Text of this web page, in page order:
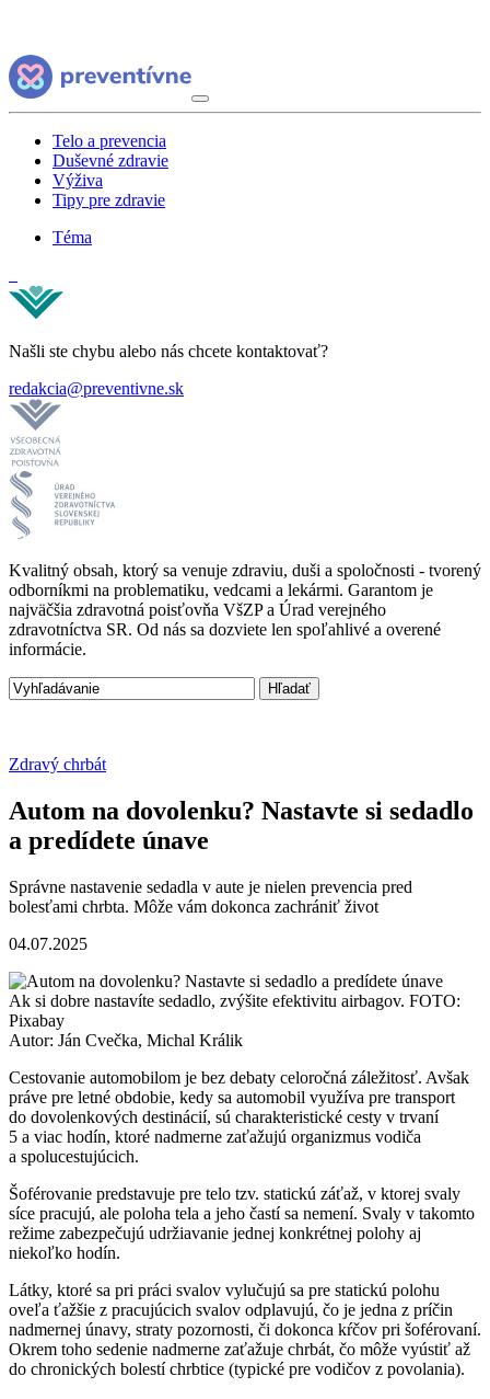
Telo a prevencia
Duševné zdravie
Výživa
Tipy pre zdravie
Téma
Našli ste chybu alebo nás chcete kontaktovať?
redakcia@preventivne.sk
Kvalitný obsah, ktorý sa venuje zdraviu, duši a spoločnosti - tvorený
odborníkmi na problematiku, vedcami a lekármi. Garantom je
najväčšia zdravotná poisťovňa VšZP a Úrad verejného
zdravotníctva SR. Od nás sa dozviete len spoľahlivé a overené
informácie.
Zdravý chrbát
Autom na dovolenku? Nastavte si sedadlo
a predídete únave
Správne nastavenie sedadla v aute je nielen prevencia pred
bolesťami chrbta. Môže vám dokonca zachrániť život
04.07.2025
Ak si dobre nastavíte sedadlo, zvýšite efektivitu airbagov. FOTO:
Pixabay
Autor: Ján Cvečka, Michal Králik
Cestovanie automobilom je bez debaty celoročná záležitosť. Avšak
práve pre letné obdobie, kedy sa automobil využíva pre transport
do dovolenkových destinácií, sú charakteristické cesty v trvaní
5 a viac hodín, ktoré nadmerne zaťažujú organizmus vodiča
a spolucestujúcich.
Šoférovanie predstavuje pre telo tzv. statickú záťaž, v ktorej svaly
síce pracujú, ale poloha tela a jeho častí sa nemení. Svaly v takomto
režime zabezpečujú udržiavanie jednej konkrétnej polohy aj
niekoľko hodín.
Látky, ktoré sa pri práci svalov vylučujú sa pre statickú polohu
oveľa ťažšie z pracujúcich svalov odplavujú, čo je jedna z príčin
nadmernej únavy, straty pozornosti, či dokonca kŕčov pri šoférovaní.
Okrem toho sedenie nadmerne zaťažuje chrbát, čo môže vyústiť až
do chronických bolestí chrbtice (typické pre vodičov z povolania).